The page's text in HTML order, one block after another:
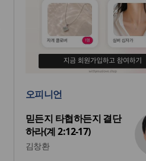
오피니언
믿든지 타협하든지 결단
하라(계 2:12-17)
김창환